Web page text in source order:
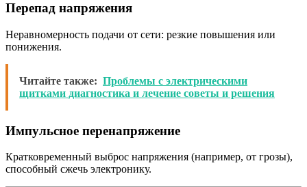
Перепад напряжения
Неравномерность подачи от сети: резкие повышения или
понижения.
Читайте также: Проблемы с электрическими
щитками диагностика и лечение советы и решения
Импульсное перенапряжение
Кратковременный выброс напряжения (например, от грозы),
способный сжечь электронику.